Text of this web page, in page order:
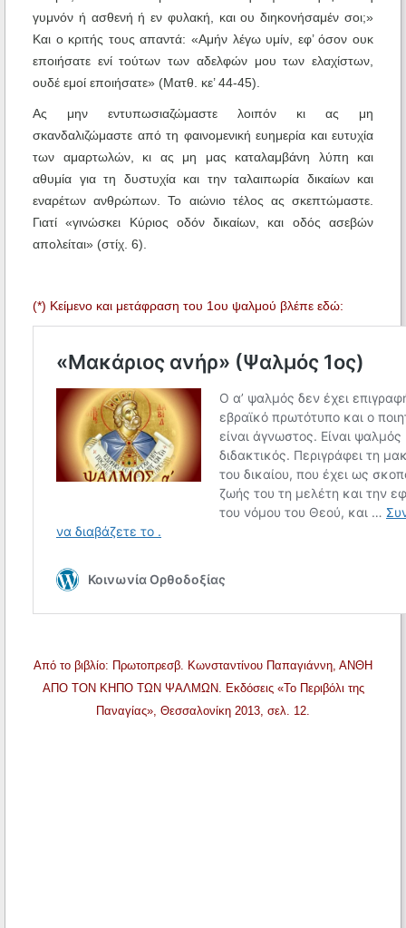
γυμνόν ή ασθενή ή εν φυλακή, και ου διηκονήσαμέν σοι;»
Και ο κριτής τους απαντά: «Αμήν λέγω υμίν, εφ’ όσον ουκ
εποιήσατε ενί τούτων των αδελφών μου των ελαχίστων,
ουδέ εμοί εποιήσατε» (Ματθ. κε’ 44-45).
Ας μην εντυπωσιαζώμαστε λοιπόν κι ας μη
σκανδαλιζώμαστε από τη φαινομενική ευημερία και ευτυχία
των αμαρτωλών, κι ας μη μας καταλαμβάνη λύπη και
αθυμία για τη δυστυχία και την ταλαιπωρία δικαίων και
εναρέτων ανθρώπων. Το αιώνιο τέλος ας σκεπτώμαστε.
Γιατί «γινώσκει Κύριος οδόν δικαίων, και οδός ασεβών
απολείται» (στίχ. 6).
(*) Κείμενο και μετάφραση του 1ου ψαλμού βλέπε εδώ:
Από το βιβλίο: Πρωτοπρεσβ. Κωνσταντίνου Παπαγιάννη, ΑΝΘΗ
ΑΠΟ ΤΟΝ ΚΗΠΟ ΤΩΝ ΨΑΛΜΩΝ. Εκδόσεις «Το Περιβόλι της
Παναγίας», Θεσσαλονίκη 2013, σελ. 12.